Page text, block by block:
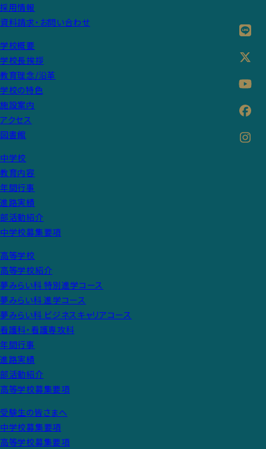
採用情報
資料請求・お問い合わせ
学校概要
学校長挨拶
教育理念/沿革
学校の特色
施設案内
アクセス
図書館
中学校
教育内容
年間行事
進路実績
部活動紹介
中学校募集要項
高等学校
高等学校紹介
夢みらい科 特別進学コース
夢みらい科 進学コース
夢みらい科 ビジネスキャリアコース
看護科・看護専攻科
年間行事
進路実績
部活動紹介
高等学校募集要項
受験生の皆さまへ
中学校募集要項
高等学校募集要項